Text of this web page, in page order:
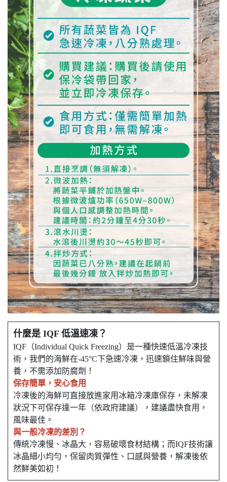
什麼是 IQF 低溫速凍？
IQF（Individual Quick Freezing）是一種快速低溫冷凍技
術，我們的海鮮在-45°C下急速冷凍，迅速鎖住鮮味與營
養，不需添加防腐劑！
保存簡單，安心食用
冷凍後的海鮮可直接放進家用冰箱冷凍庫保存，未解凍
狀況下可保存達一年（依政府建議），建議盡快食用，
風味最佳。
與一般冷凍的差別？
傳統冷凍慢、冰晶大，容易破壞食材結構；而IQF技術讓
冰晶細小均勻，保留肉質彈性、口感與營養，解凍後依
然鮮美如初！